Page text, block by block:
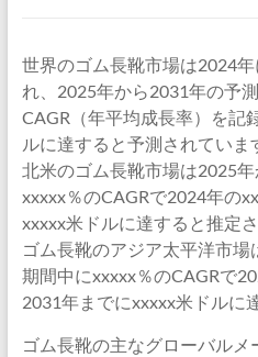
世界のゴム長靴市場は2024
れ、2025年から2031年の予
CAGR（年平均成長率）を記
ルに達すると予測されていま
北米のゴム長靴市場は2025
xxxxx％のCAGRで2024年の
xxxxx米ドルに達すると推定さ
ゴム長靴のアジア太平洋市
期間中にxxxxx％のCAGRで
2031年までにxxxxx米ドルに
ゴム長靴の主なグローバル